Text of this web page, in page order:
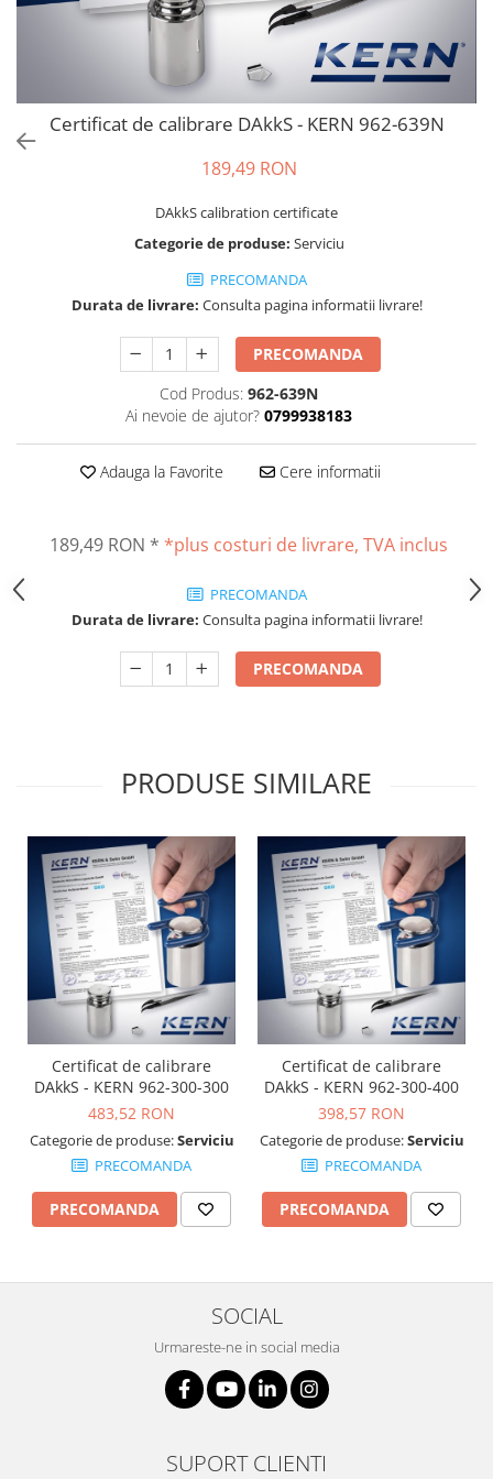
Cantare de banc
Cantare de numarare
Cantare drive-through
Cantare pentru paleti
Punti de cantarire
Cantare medicale
Cantare bebelusi
scaune cu rotile
Cantare cu scaun
Cantare de baie
Dinamometre de mana
Sisteme de cantarire Industry 4.0
Greutati de testare
Accesorii greutati
Cutii din aluminiu
Set verificare minimal
Cutii pentru clean room
Cutii din POM
Seturi de greutati
OIML E1
OIML E2
OIML M1
OIML M3
Greutati individuale
OIML E1
OIML E2
OIML F2
Greutati newtoniene
Bare suport (Newtoniene)
Certificat de calibrare DAkkS - KERN 962-639N
189,49 RON
DAkkS calibration certificate
Categorie de produse: Serviciu
PRECOMANDA
Durata de livrare: Consulta pagina informatii livrare!
PRECOMANDA
Cod Produs: 962-639N
Ai nevoie de ajutor? 0799938183
Adauga la Favorite Cere informatii
189,49 RON * *plus costuri de livrare, TVA inclus
PRECOMANDA
Durata de livrare: Consulta pagina informatii livrare!
PRECOMANDA
PRODUSE SIMILARE
Certificat de calibrare
DAkkS - KERN 962-300-300
483,52 RON
Categorie de produse:Serviciu
PRECOMANDA
PRECOMANDA
Certificat de calibrare
DAkkS - KERN 962-300-400
398,57 RON
Categorie de produse:Serviciu
PRECOMANDA
PRECOMANDA
SOCIAL
Urmareste-ne in social media
SUPORT CLIENTI